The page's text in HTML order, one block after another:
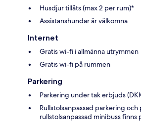
Husdjur tillåts (max 2 per rum)*
Assistanshundar är välkomna
Internet
Gratis wi-fi i allmänna utrymmen
Gratis wi-fi på rummen
Parkering
Parkering under tak erbjuds
Rullstolsanpassad parkering
rullstolsanpassad minibuss finns